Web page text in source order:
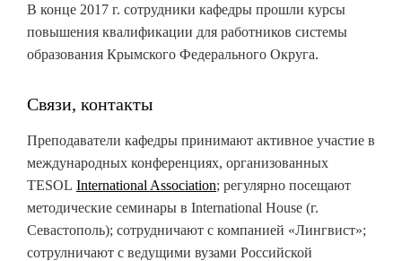
В конце 2017 г. сотрудники кафедры прошли курсы
повышения квалификации для работников системы
образования Крымского Федерального Округа.
Связи, контакты
Преподаватели кафедры принимают активное участие в
международных конференциях, организованных
TESOL International Association; регулярно посещают
методические семинары в International House (г.
Севастополь); сотрудничают с компанией «Лингвист»;
сотрулничают с ведущими вузами Российской